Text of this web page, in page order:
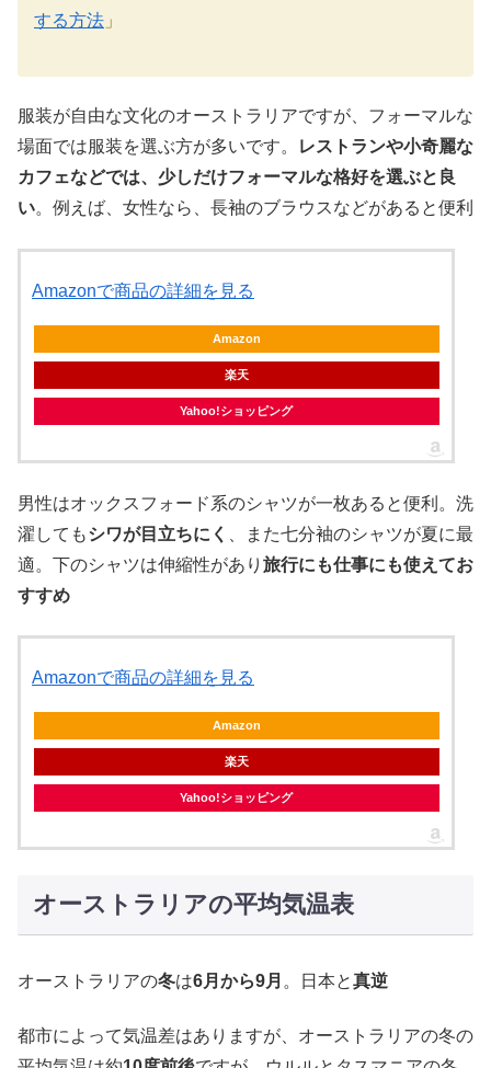
する方法 」
服装が自由な文化のオーストラリアですが、フォーマルな
場面では服装を選ぶ方が多いです。
レストランや小奇麗な
カフェなどでは、少しだけフォーマルな格好を選ぶと良
い。例えば、女性なら、長袖のブラウスなどがあると便利
Amazonで商品の詳細を見る
Amazon
楽天
Yahoo!ショッピング
男性はオックスフォード系のシャツが一枚あると便利。洗
濯してもシワが目立ちにく
、また七分袖のシャツが夏に最
適。下のシャツは伸縮性があり 旅行にも仕事にも使えてお
すすめ
Amazonで商品の詳細を見る
Amazon
楽天
Yahoo!ショッピング
オーストラリアの平均気温表
オーストラリアの冬は6月から9月 。日本と真逆
都市によって気温差はありますが、オーストラリアの冬の